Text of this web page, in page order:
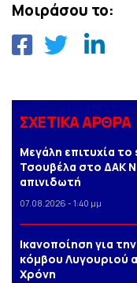
Μοιράσου το:
ΣΧΕΤΙΚΑ ΑΡΘΡΑ
Μεγάλη επιτυχία
Τσουβέλα στο ΔΑΚ
απινιδωτή
07.08.2026 - 1:40 μμ
Iκανοποίηση για
κόμβου Λυγουριού
Χρόνη